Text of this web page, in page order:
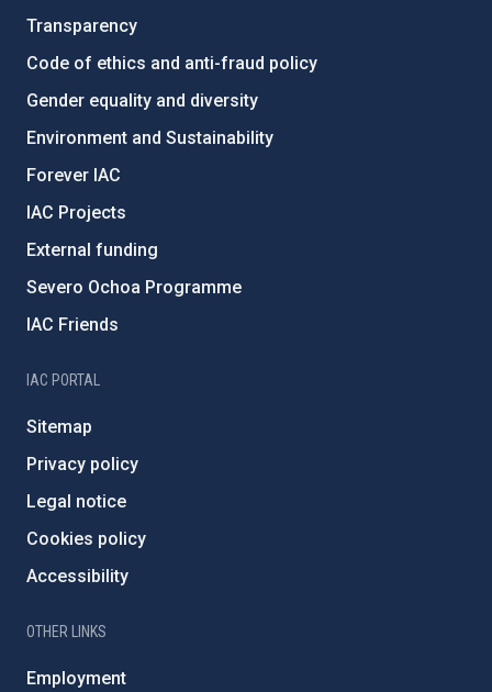
Transparency
Code of ethics and anti-fraud policy
Gender equality and diversity
Environment and Sustainability
Forever IAC
IAC Projects
External funding
Severo Ochoa Programme
IAC Friends
IAC PORTAL
Sitemap
Privacy policy
Legal notice
Cookies policy
Accessibility
OTHER LINKS
Employment